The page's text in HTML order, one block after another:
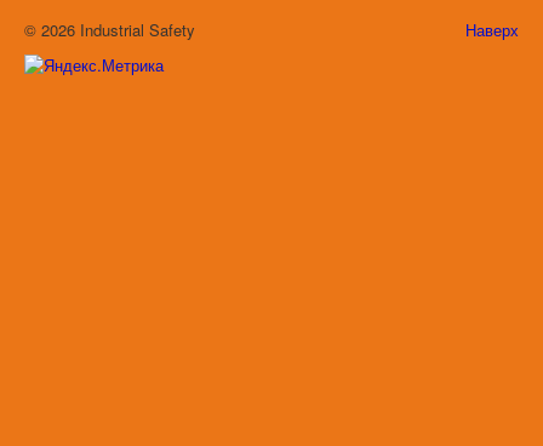
Наверх
© 2026 Industrial Safety